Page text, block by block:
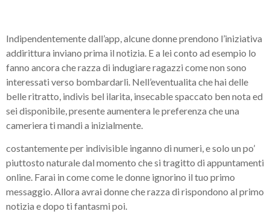
Indipendentemente dall’app, alcune donne prendono l’iniziativa
addirittura inviano prima il notizia. E a lei conto ad esempio lo
fanno ancora che razza di indugiare ragazzi come non sono
interessati verso bombardarli. Nell’eventualita che hai delle
belle ritratto, indivis bel ilarita, insecable spaccato ben nota ed
sei disponibile, presente aumentera le preferenza che una
cameriera ti mandi a inizialmente.
costantemente per indivisible inganno di numeri, e solo un po’
piuttosto naturale dal momento che si tragitto di appuntamenti
online. Farai in come come le donne ignorino il tuo primo
messaggio. Allora avrai donne che razza di rispondono al primo
notizia e dopo ti fantasmi poi.